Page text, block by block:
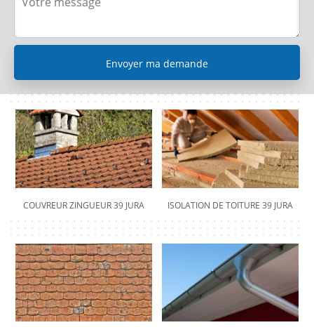
COUVREUR ZINGUEUR 39 JURA ISOLATION DE TOITURE 39 JURA